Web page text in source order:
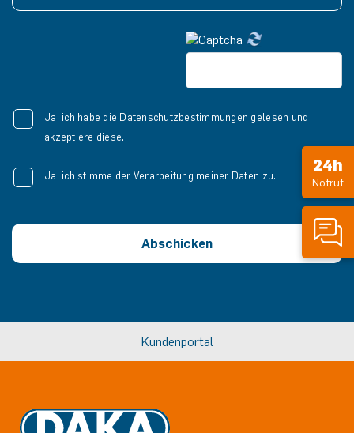
Ja, ich habe die Datenschutzbestimmungen gelesen und
akzeptiere diese.
Ja, ich stimme der Verarbeitung meiner Daten zu.
Abschicken
24h
Notruf
Kundenportal